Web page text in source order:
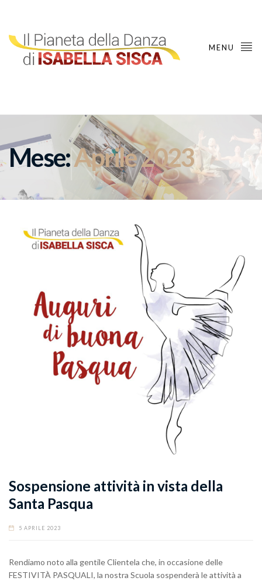
MENU
Mese:Aprile 2023
Sospensione attività in vista della
Santa Pasqua
5 APRILE 2023
Rendiamo noto alla gentile Clientela che, in occasione delle
FESTIVITÀ PASQUALI, la nostra Scuola sospenderà le attività a